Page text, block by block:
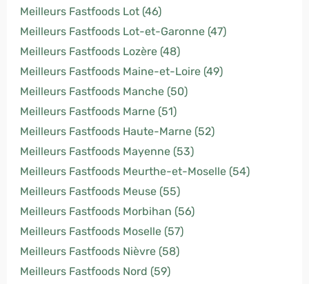
Meilleurs Fastfoods Lot (46)
Meilleurs Fastfoods Lot-et-Garonne (47)
Meilleurs Fastfoods Lozère (48)
Meilleurs Fastfoods Maine-et-Loire (49)
Meilleurs Fastfoods Manche (50)
Meilleurs Fastfoods Marne (51)
Meilleurs Fastfoods Haute-Marne (52)
Meilleurs Fastfoods Mayenne (53)
Meilleurs Fastfoods Meurthe-et-Moselle (54)
Meilleurs Fastfoods Meuse (55)
Meilleurs Fastfoods Morbihan (56)
Meilleurs Fastfoods Moselle (57)
Meilleurs Fastfoods Nièvre (58)
Meilleurs Fastfoods Nord (59)